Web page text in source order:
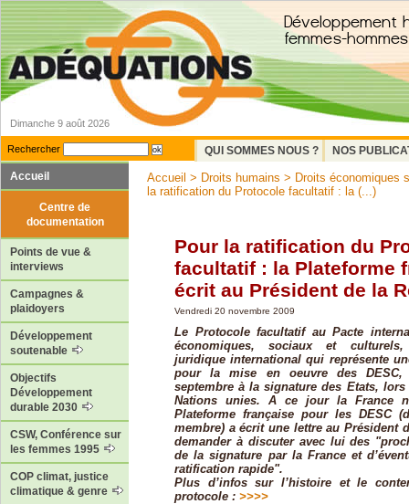
Dimanche 9 août 2026
Rechercher QUI SOMMES NOUS ?
NOS
Accueil
Centre de
documentation
Points de vue &
interviews
Campagnes &
plaidoyers
Développement
soutenable
Objectifs
Développement
durable 2030
CSW, Conférence sur
les femmes 1995
COP climat, justice
climatique & genre
Accueil > Droits humains > Droits économiques
la ratification du Protocole facultatif : la (...)
Pour la ratification du
facultatif : la Plateforme
écrit au Président de la
Vendredi 20 novembre 2009
Le Protocole facultatif au Pacte
économiques, sociaux et
juridique international qui représente
pour la mise en oeuvre des
septembre à la signature des Etats, lors
Nations unies. A ce jour la France
Plateforme française pour les DESC
membre) a écrit une lettre au Président
demander à discuter avec lui des
de la signature par la France et
ratification rapide".
Plus d’infos sur l’histoire et le
protocole : >>>>